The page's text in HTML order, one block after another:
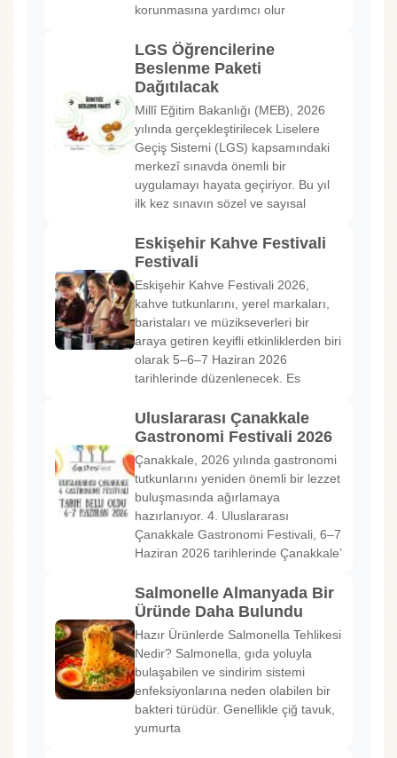
korunmasına yardımcı olur
LGS Öğrencilerine
Beslenme Paketi
Dağıtılacak
Millî Eğitim Bakanlığı (MEB), 2026
yılında gerçekleştirilecek Liselere
Geçiş Sistemi (LGS) kapsamındaki
merkezî sınavda önemli bir
uygulamayı hayata geçiriyor. Bu yıl
ilk kez sınavın sözel ve sayısal
Eskişehir Kahve Festivali
Festivali
Eskişehir Kahve Festivali 2026,
kahve tutkunlarını, yerel markaları,
baristaları ve müzikseverleri bir
araya getiren keyifli etkinliklerden biri
olarak 5–6–7 Haziran 2026
tarihlerinde düzenlenecek. Es
Uluslararası Çanakkale
Gastronomi Festivali 2026
Çanakkale, 2026 yılında gastronomi
tutkunlarını yeniden önemli bir lezzet
buluşmasında ağırlamaya
hazırlanıyor. 4. Uluslararası
Çanakkale Gastronomi Festivali, 6–7
Haziran 2026 tarihlerinde Çanakkale’
Salmonelle Almanyada Bir
Üründe Daha Bulundu
Hazır Ürünlerde Salmonella Tehlikesi
Nedir? Salmonella, gıda yoluyla
bulaşabilen ve sindirim sistemi
enfeksiyonlarına neden olabilen bir
bakteri türüdür. Genellikle çiğ tavuk,
yumurta